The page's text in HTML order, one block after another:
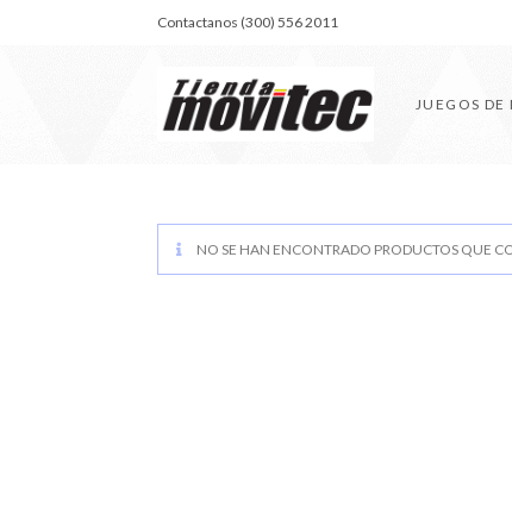
Contactanos (300) 556 2011
JUEGOS DE
NO SE HAN ENCONTRADO PRODUCTOS QUE